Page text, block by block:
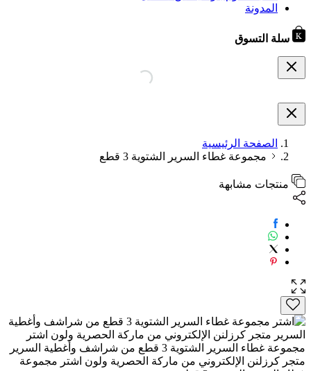
المدونة
سلة التسوق
الصفحة الرئيسية
مجموعة غطاء السرير الشتوية 3 قطع
منتجات مشابهة